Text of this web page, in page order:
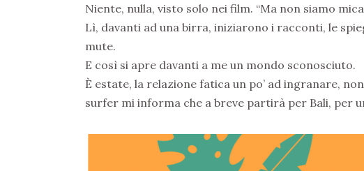
Niente, nulla, visto solo nei film. “Ma non siamo
Lì, davanti ad una birra, iniziarono i racconti, le
mute.
E così si apre davanti a me un mondo sconosciuto.
È estate, la relazione fatica un po’ ad ingranare,
surfer mi informa che a breve partirà per Bali, per